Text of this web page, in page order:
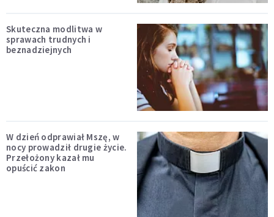
Skuteczna modlitwa w
sprawach trudnych i
beznadziejnych
W dzień odprawiał Mszę, w
nocy prowadził drugie życie.
Przełożony kazał mu
opuścić zakon